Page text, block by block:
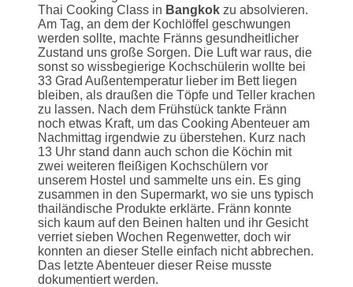
Thai Cooking Class in Bangkok zu absolvieren.
Am Tag, an dem der Kochlöffel geschwungen
werden sollte, machte Fränns gesundheitlicher
Zustand uns große Sorgen. Die Luft war raus, die
sonst so wissbegierige Kochschülerin wollte bei
33 Grad Außentemperatur lieber im Bett liegen
bleiben, als draußen die Töpfe und Teller krachen
zu lassen. Nach dem Frühstück tankte Fränn
noch etwas Kraft, um das Cooking Abenteuer am
Nachmittag irgendwie zu überstehen. Kurz nach
13 Uhr stand dann auch schon die Köchin mit
zwei weiteren fleißigen Kochschülern vor
unserem Hostel und sammelte uns ein. Es ging
zusammen in den Supermarkt, wo sie uns typisch
thailändische Produkte erklärte. Fränn konnte
sich kaum auf den Beinen halten und ihr Gesicht
verriet sieben Wochen Regenwetter, doch wir
konnten an dieser Stelle einfach nicht abbrechen.
Das letzte Abenteuer dieser Reise musste
dokumentiert werden.